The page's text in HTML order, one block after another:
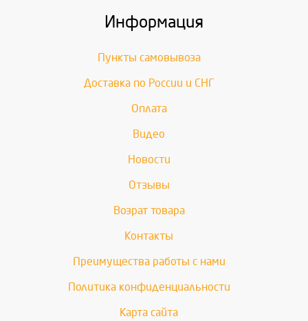
Информация
Пункты самовывоза
Доставка по России и СНГ
Оплата
Видео
Новости
Отзывы
Возрат товара
Контакты
Преимущества работы с нами
Политика конфиденциальности
Карта сайта